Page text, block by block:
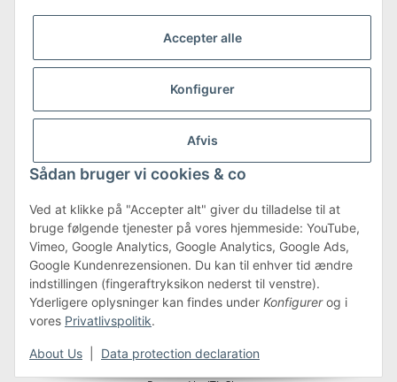
Accepter alle
Konfigurer
Afvis
Sådan bruger vi cookies & co
Ved at klikke på "Accepter alt" giver du tilladelse til at
bruge følgende tjenester på vores hjemmeside: YouTube,
Vimeo, Google Analytics, Google Analytics, Google Ads,
Google Kundenrezensionen. Du kan til enhver tid ændre
indstillingen (fingeraftryksikon nederst til venstre).
Yderligere oplysninger kan findes under Konfigurerog i
vores Privatlivspolitik.
About Us Data protection declaration
more about Shipping & Returns
Terms & Conditions
#global.withdrawalForm#